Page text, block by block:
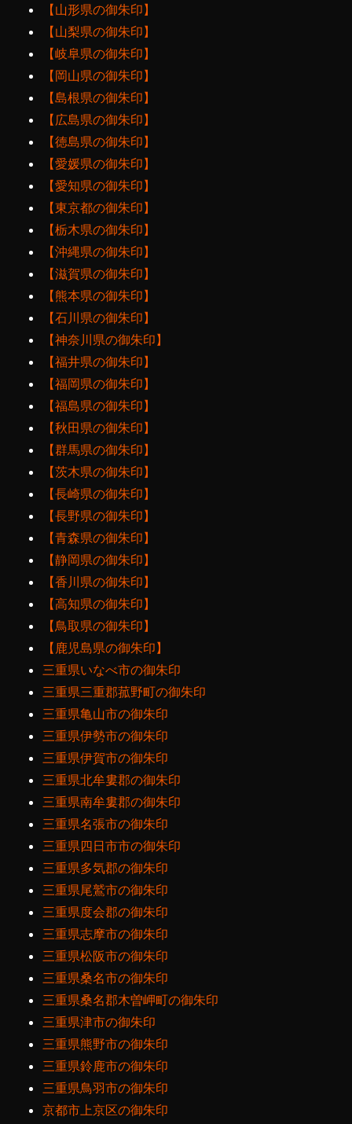
【山形県の御朱印】
【山梨県の御朱印】
【岐阜県の御朱印】
【岡山県の御朱印】
【島根県の御朱印】
【広島県の御朱印】
【徳島県の御朱印】
【愛媛県の御朱印】
【愛知県の御朱印】
【東京都の御朱印】
【栃木県の御朱印】
【沖縄県の御朱印】
【滋賀県の御朱印】
【熊本県の御朱印】
【石川県の御朱印】
【神奈川県の御朱印】
【福井県の御朱印】
【福岡県の御朱印】
【福島県の御朱印】
【秋田県の御朱印】
【群馬県の御朱印】
【茨木県の御朱印】
【長崎県の御朱印】
【長野県の御朱印】
【青森県の御朱印】
【静岡県の御朱印】
【香川県の御朱印】
【高知県の御朱印】
【鳥取県の御朱印】
【鹿児島県の御朱印】
三重県いなべ市の御朱印
三重県三重郡菰野町の御朱印
三重県亀山市の御朱印
三重県伊勢市の御朱印
三重県伊賀市の御朱印
三重県北牟婁郡の御朱印
三重県南牟婁郡の御朱印
三重県名張市の御朱印
三重県四日市市の御朱印
三重県多気郡の御朱印
三重県尾鷲市の御朱印
三重県度会郡の御朱印
三重県志摩市の御朱印
三重県松阪市の御朱印
三重県桑名市の御朱印
三重県桑名郡木曽岬町の御朱印
三重県津市の御朱印
三重県熊野市の御朱印
三重県鈴鹿市の御朱印
三重県鳥羽市の御朱印
京都市上京区の御朱印